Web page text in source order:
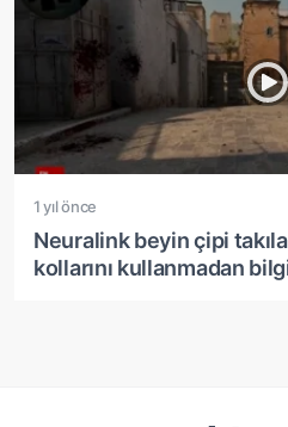
1 yıl önce
Neuralink beyin çipi
kollarını kullanmadan